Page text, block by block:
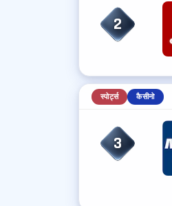
2
स्पोर्ट्स कैसीनो
3